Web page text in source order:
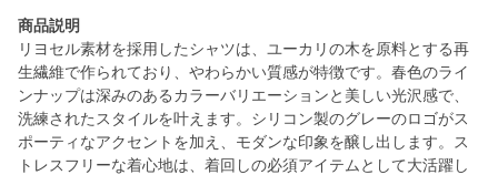
商品説明
リヨセル素材を採用したシャツは、ユーカリの木を原料とする再
生繊維で作られており、やわらかい質感が特徴です。春色のライ
ンナップは深みのあるカラーバリエーションと美しい光沢感で、
洗練されたスタイルを叶えます。シリコン製のグレーのロゴがス
ポーティなアクセントを加え、モダンな印象を醸し出します。ス
トレスフリーな着心地は、着回しの必須アイテムとして大活躍し